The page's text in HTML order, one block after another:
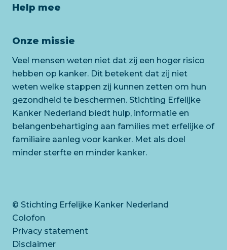
Help mee
Onze missie
Veel mensen weten niet dat zij een hoger risico
hebben op kanker. Dit betekent dat zij niet
weten welke stappen zij kunnen zetten om hun
gezondheid te beschermen. Stichting Erfelijke
Kanker Nederland biedt hulp, informatie en
belangenbehartiging aan families met erfelijke of
familiaire aanleg voor kanker. Met als doel
minder sterfte en minder kanker.
© Stichting Erfelijke Kanker Nederland
Colofon
Privacy statement
Disclaimer